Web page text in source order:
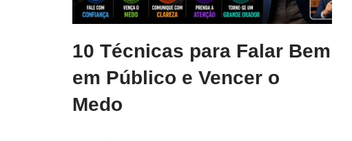
10 Técnicas para Falar Bem
em Público e Vencer o
Medo